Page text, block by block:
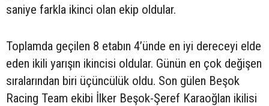
saniye farkla ikinci olan ekip oldular.
Toplamda geçilen 8 etabın 4’ünde en iyi dereceyi elde
eden ikili yarışın ikincisi oldular. Günün en çok değişen
sıralarından biri üçüncülük oldu. Son gülen Beşok
Racing Team ekibi İlker Beşok-Şeref Karaoğlan ikilisi